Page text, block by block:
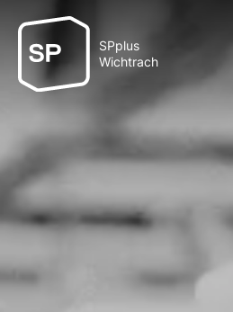
SPplus
Wichtrach